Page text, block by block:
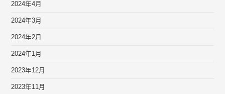
2024年4月
2024年3月
2024年2月
2024年1月
2023年12月
2023年11月